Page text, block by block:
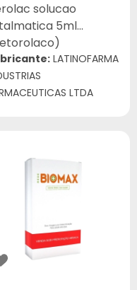
solucao
5ml
LATINOFARMA
LTDA